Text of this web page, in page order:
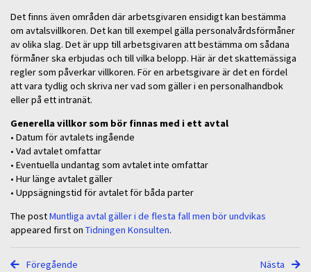
Det finns även områden där arbetsgivaren ensidigt kan bestämma
om avtalsvillkoren. Det kan till exempel gälla personalvårdsförmåner
av olika slag. Det är upp till arbetsgivaren att bestämma om sådana
förmåner ska erbjudas och till vilka belopp. Här är det skattemässiga
regler som påverkar villkoren. För en arbetsgivare är det en fördel
att vara tydlig och skriva ner vad som gäller i en personalhandbok
eller på ett intranät.
Generella villkor som bör finnas med i ett avtal
• Datum för avtalets ingående
• Vad avtalet omfattar
• Eventuella undantag som avtalet inte omfattar
• Hur länge avtalet gäller
• Uppsägningstid för avtalet för båda parter
The postMuntliga avtal gäller i de flesta fall men bör undvikas
appeared first on Tidningen Konsulten.
Föregående Nästa